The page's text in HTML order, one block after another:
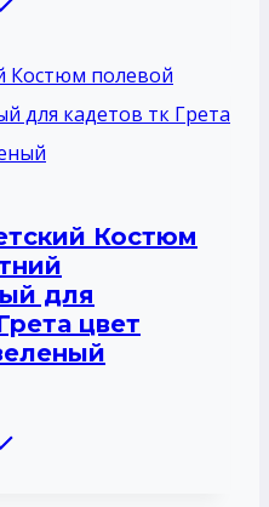
Костюм
для
цвет